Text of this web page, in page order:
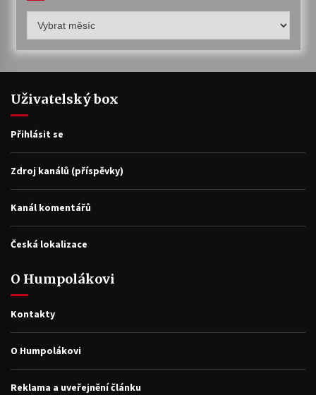
archiv
Uživatelský box
Přihlásit se
Zdroj kanálů (příspěvky)
Kanál komentářů
Česká lokalizace
O Humpolákovi
Kontakty
O Humpolákovi
Reklama a uveřejnění článku